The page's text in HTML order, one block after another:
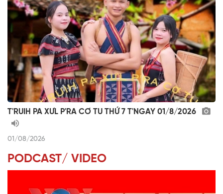
T'RUIH PA XƯL P'RA CƠ TU THỨ 7 T'NGAY 01/8/2026
01/08/2026
PODCAST/ VIDEO